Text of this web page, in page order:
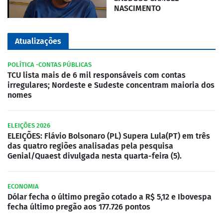
NASCIMENTO
Atualizações
POLÍTICA -CONTAS PÚBLICAS
TCU lista mais de 6 mil responsáveis com contas
irregulares; Nordeste e Sudeste concentram maioria dos
nomes
ELEIÇÕES 2026
ELEIÇÕES: Flávio Bolsonaro (PL) Supera Lula(PT) em três
das quatro regiões analisadas pela pesquisa
Genial/Quaest divulgada nesta quarta-feira (5).
ECONOMIA
Dólar fecha o último pregão cotado a R$ 5,12 e Ibovespa
fecha último pregão aos 177.726 pontos